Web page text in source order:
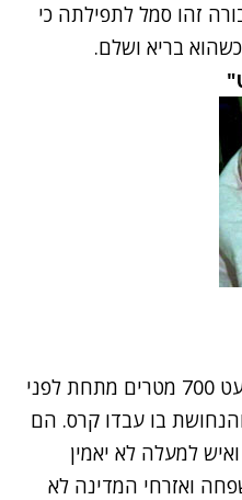
זהו סמל לתפילתה כי
בריא ושלם.
הכורים לכודים בעומק של כמעט 700 מטרים מתחת לפני
בו עבדו קרס. הם
למעלה לא יאמין
ואזרחי המדינה לא